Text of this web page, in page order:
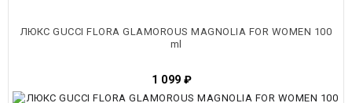
ЛЮКС GUCCI FLORA GLAMOROUS MAGNOLIA FOR WOMEN 100
ml
1 099 ₽